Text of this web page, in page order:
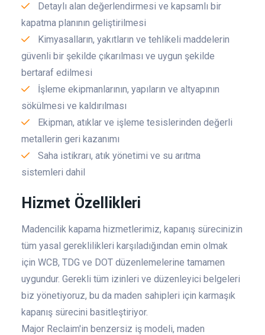
Detaylı alan değerlendirmesi ve kapsamlı bir
kapatma planının geliştirilmesi
Kimyasalların, yakıtların ve tehlikeli maddelerin
güvenli bir şekilde çıkarılması ve uygun şekilde
bertaraf edilmesi
İşleme ekipmanlarının, yapıların ve altyapının
sökülmesi ve kaldırılması
Ekipman, atıklar ve işleme tesislerinden değerli
metallerin geri kazanımı
Saha istikrarı, atık yönetimi ve su arıtma
sistemleri dahil
Hizmet Özellikleri
Madencilik kapama hizmetlerimiz, kapanış sürecinizin
tüm yasal gereklilikleri karşıladığından emin olmak
için WCB, TDG ve DOT düzenlemelerine tamamen
uygundur. Gerekli tüm izinleri ve düzenleyici belgeleri
biz yönetiyoruz, bu da maden sahipleri için karmaşık
kapanış sürecini basitleştiriyor.
Major Reclaim'in benzersiz iş modeli, maden